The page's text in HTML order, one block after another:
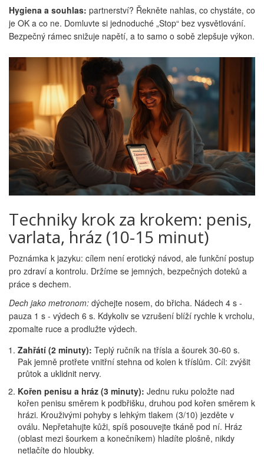
Hygiena a souhlas: partnerství? Řekněte nahlas, co chystáte, co
je OK a co ne. Domluvte si jednoduché „Stop“ bez vysvětlování.
Bezpečný rámec snižuje napětí, a to samo o sobě zlepšuje výkon.
Techniky krok za krokem: penis,
varlata, hráz (10-15 minut)
Poznámka k jazyku: cílem není erotický návod, ale funkční postup
pro zdraví a kontrolu. Držíme se jemných, bezpečných doteků a
práce s dechem.
Dech jako metronom: dýchejte nosem, do břicha. Nádech 4 s -
pauza 1 s - výdech 6 s. Kdykoliv se vzrušení blíží rychle k vrcholu,
zpomalte ruce a prodlužte výdech.
Zahřátí (2 minuty): Teplý ručník na třísla a šourek 30-60 s.
Pak jemně protřete vnitřní stehna od kolen k tříslům. Cíl: zvýšit
průtok a uklidnit nervy.
Kořen penisu a hráz (3 minuty): Jednu ruku položte nad
kořen penisu směrem k podbřišku, druhou pod kořen směrem k
hrázi. Krouživými pohyby s lehkým tlakem (3/10) jezděte v
oválu. Nepřetahujte kůži, spíš posouvejte tkáně pod ní. Hráz
(oblast mezi šourkem a konečníkem) hladíte plošně, nikdy
netlačíte do hloubky.